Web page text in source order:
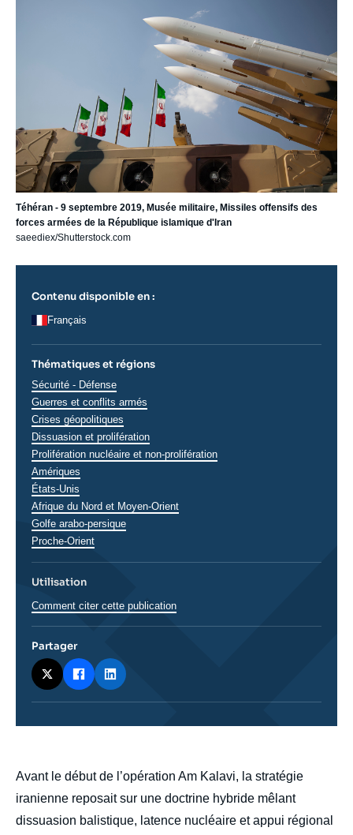
Téhéran - 9 septembre 2019, Musée militaire, Missiles offensifs des
forces armées de la République islamique d'Iran
saeediex/Shutterstock.com
body
Avant le début de l’opération Am Kalavi, la stratégie
iranienne reposait sur une doctrine hybride mêlant
dissuasion balistique, latence nucléaire et appui régional
Contenu disponible en :
Français
Thématiques et régions
Thématiques
analyses
Sécurité - Défense
Guerres et conflits armés
Crises géopolitiques
Dissuasion et prolifération
Prolifération nucléaire et non-prolifération
Régions
Amériques
États-Unis
Afrique du Nord et Moyen-Orient
Golfe arabo-persique
Proche-Orient
Utilisation
Comment citer cette publication
Partager